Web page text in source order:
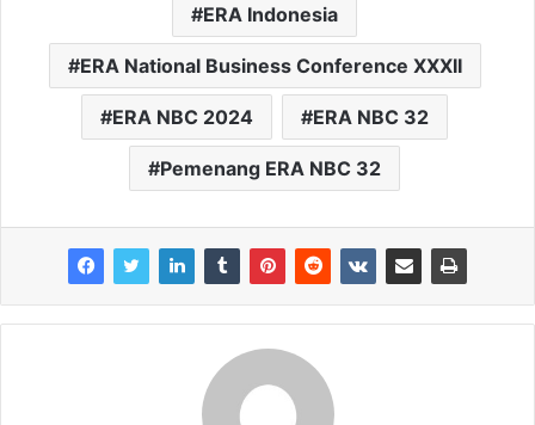
ERA Indonesia
ERA National Business Conference XXXII
ERA NBC 2024 ERA NBC 32
Pemenang ERA NBC 32